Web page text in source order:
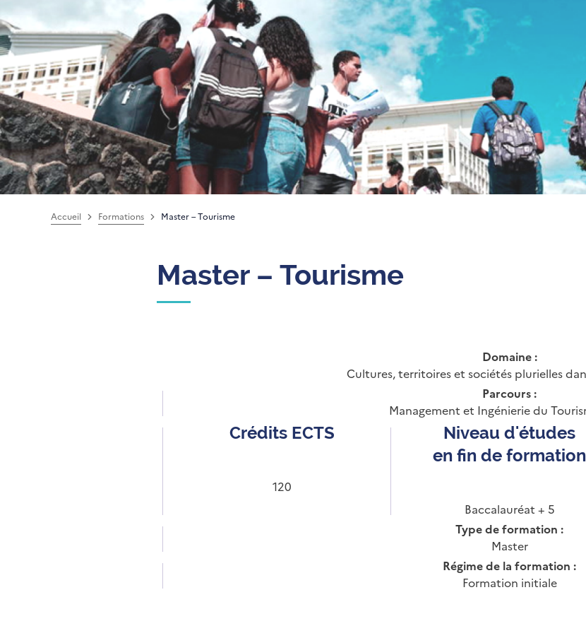
Accueil Formations Master – Tourisme
Master – Tourisme
Domaine :
Cultures, territoires et sociétés plurielles
Parcours :
Management et Ingénierie du
Crédits ECTS
120
Niveau d'études
en fin de formation
Baccalauréat + 5
Type de formation :
Master
Régime de la formation :
Formation initiale